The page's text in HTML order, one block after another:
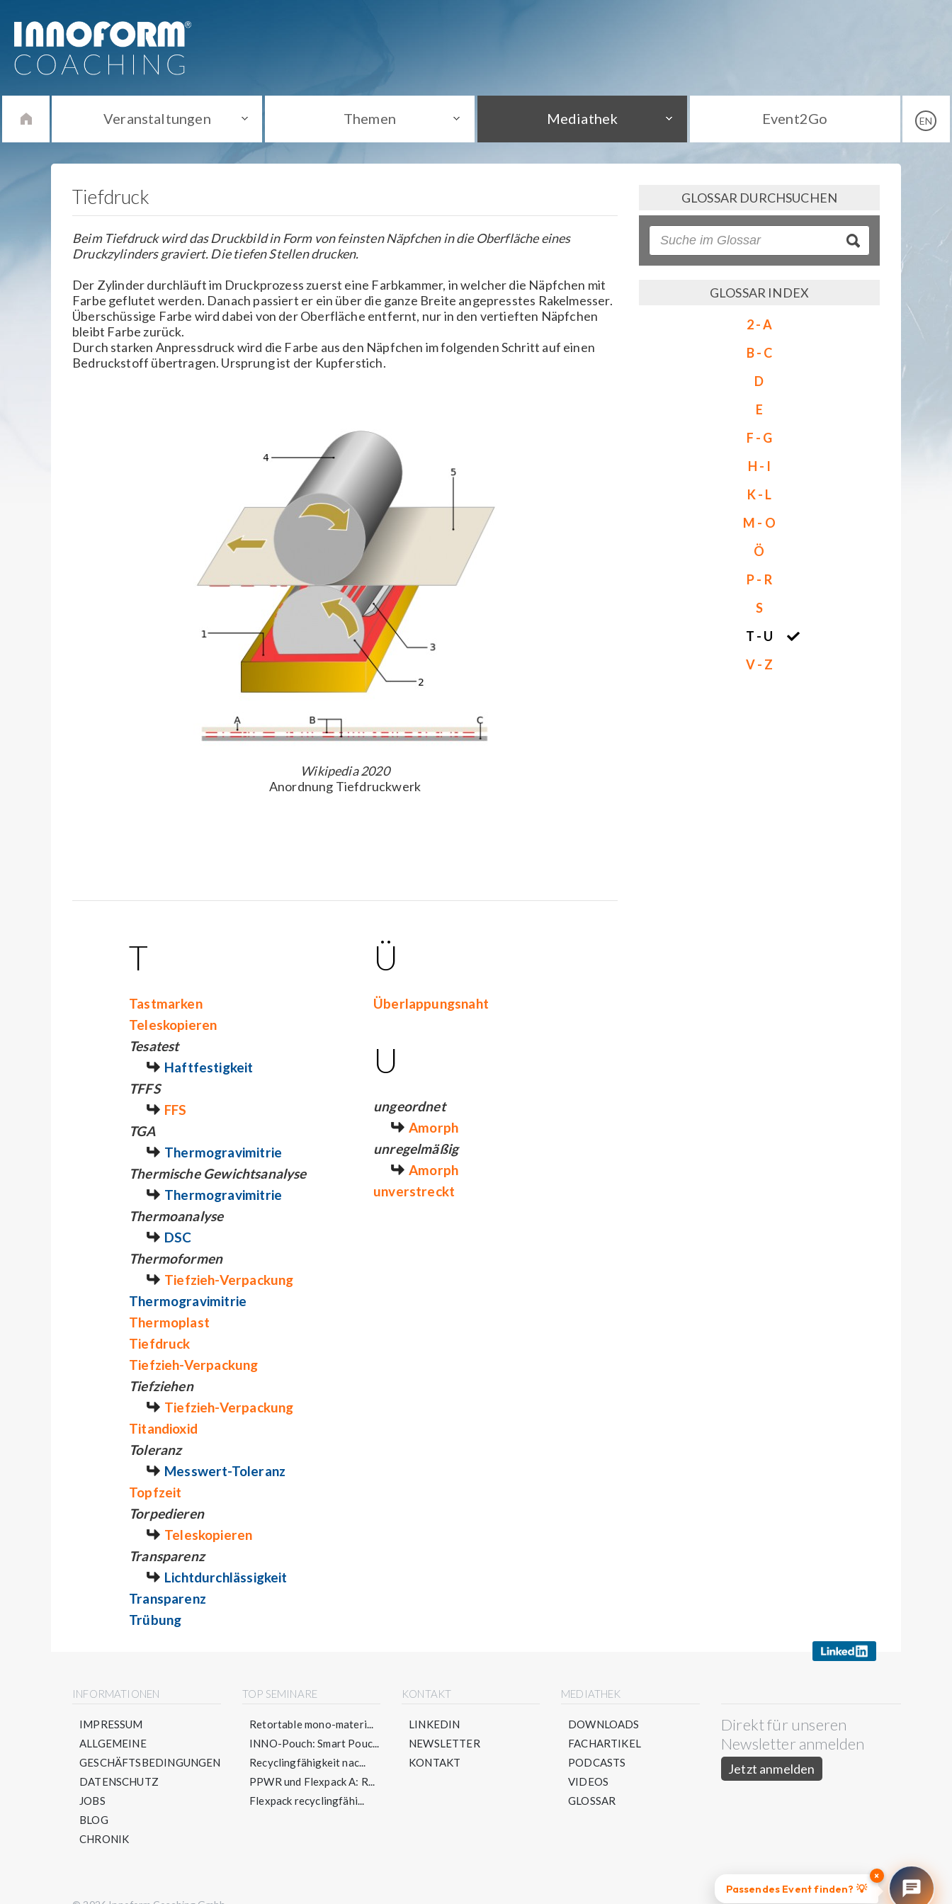
Veranstaltungen Themen Mediathek Event2Go EN
Tiefdruck
Beim Tiefdruck wird das Druckbild in Form von feinsten Näpfchen in die Oberfläche eines
Druckzylinders graviert. Die tiefen Stellen drucken.
Der Zylinder durchläuft im Druckprozess zuerst eine Farbkammer, in welcher die Näpfchen mit
Farbe geflutet werden. Danach passiert er ein über die ganze Breite angepresstes Rakelmesser.
Überschüssige Farbe wird dabei von der Oberfläche entfernt, nur in den vertieften Näpfchen
bleibt Farbe zurück.
Durch starken Anpressdruck wird die Farbe aus den Näpfchen im folgenden Schritt auf einen
Bedruckstoff übertragen. Ursprung ist der Kupferstich.
Wikipedia 2020
Anordnung Tiefdruckwerk
T
Tastmarken
Teleskopieren
Tesatest
Haftfestigkeit
TFFS
FFS
TGA
Thermogravimitrie
Thermische Gewichtsanalyse
Thermogravimitrie
Thermoanalyse
DSC
Thermoformen
Tiefzieh-Verpackung
Thermogravimitrie
Thermoplast
Tiefdruck
Tiefzieh-Verpackung
Tiefziehen
Tiefzieh-Verpackung
Titandioxid
Toleranz
Messwert-Toleranz
Topfzeit
Torpedieren
Teleskopieren
Transparenz
Lichtdurchlässigkeit
Transparenz
Trübung
Ü
Überlappungsnaht
U
ungeordnet
Amorph
unregelmäßig
Amorph
unverstreckt
GLOSSAR DURCHSUCHEN
GLOSSAR INDEX
2 - A
B - C
D
E
F - G
H - I
K - L
M - O
Ö
P - R
S
T - U
V - Z
INFORMATIONEN
IMPRESSUM
ALLGEMEINE
GESCHÄFTSBEDINGUNGEN
DATENSCHUTZ
JOBS
BLOG
CHRONIK
TOP SEMINARE
Retortable mono-materi...
INNO-Pouch: Smart Pouc...
Recyclingfähigkeit nac...
PPWR und Flexpack A: R...
Flexpack recyclingfähi...
KONTAKT
LINKEDIN
NEWSLETTER
KONTAKT
MEDIATHEK
DOWNLOADS
FACHARTIKEL
PODCASTS
VIDEOS
GLOSSAR
Direkt für unseren
Newsletter anmelden
Jetzt anmelden
×
Passendes Event finden? 💡